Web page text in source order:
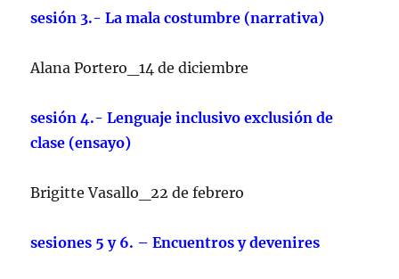
sesión 3.- La mala costumbre (narrativa)
Alana Portero_14 de diciembre
sesión 4.- Lenguaje inclusivo exclusión de
clase (ensayo)
Brigitte Vasallo_22 de febrero
sesiones 5 y 6. – Encuentros y devenires